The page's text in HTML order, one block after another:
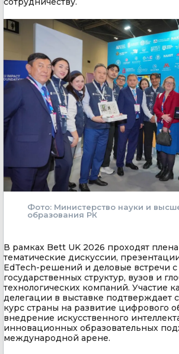
Фото: Министерство науки и
образования РК
В рамках Bett UK 2026 проходят
тематические дискуссии,
EdTech-решений и деловые встречи с
государственных структур, вузов и
технологических компаний. Участие
делегации в выставке подтверждает
курс страны на развитие цифрового
внедрение искусственного
инновационных образовательных
международной арене.